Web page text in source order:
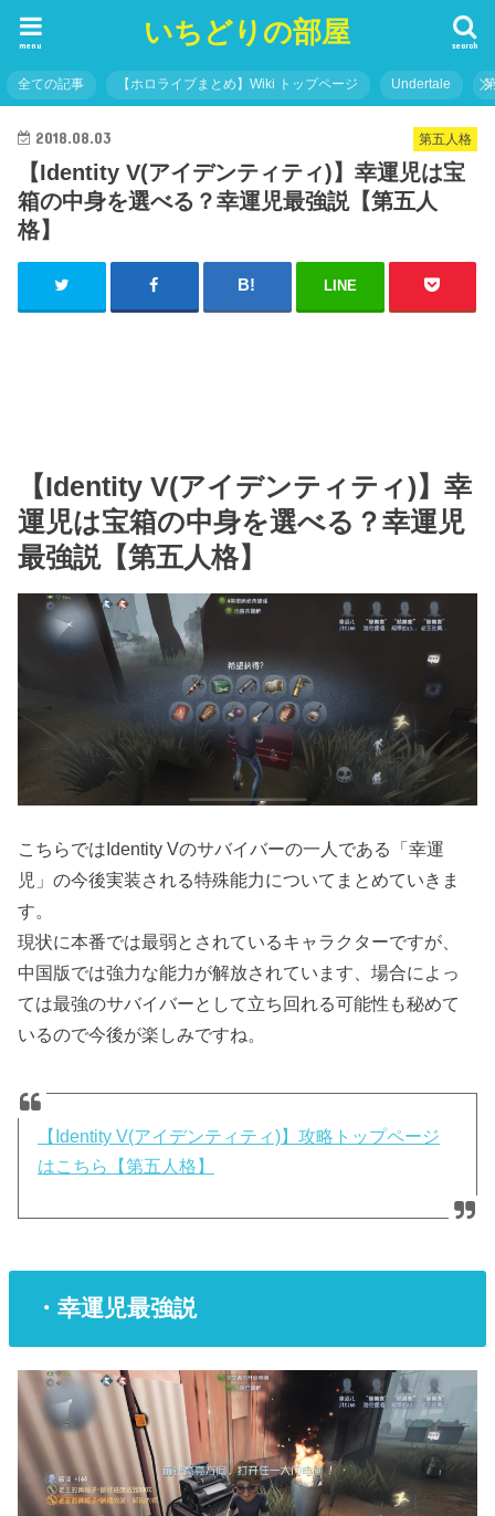
いちどりの部屋 search
menu
全ての記事 【ホロライブまとめ】Wiki トップページ Undertale
第五人格
2018.08.03
【Identity V(アイデンティティ)】幸運児は宝
箱の中身を選べる？幸運児最強説【第五人
格】
LINE
【Identity V(アイデンティティ)】幸
運児は宝箱の中身を選べる？幸運児
最強説【第五人格】
こちらではIdentity Vのサバイバーの一人である「幸運
児」の今後実装される特殊能力についてまとめていきま
す。
現状に本番では最弱とされているキャラクターですが、
中国版では強力な能力が解放されています、場合によっ
ては最強のサバイバーとして立ち回れる可能性も秘めて
いるので今後が楽しみですね。
【Identity V(アイデンティティ)】攻略トップページ
はこちら【第五人格】
・幸運児最強説